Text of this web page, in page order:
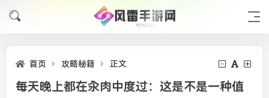
首页 攻略秘籍 正文
每天晚上都在汆肉中度过：这是不是一种值